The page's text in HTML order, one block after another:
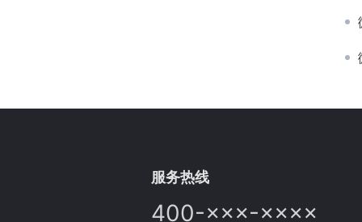
服务热线
400-×××-××××